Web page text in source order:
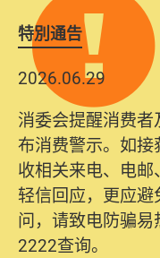
特別通告
2026.06.29
消委会提醒消费
布消费警示。如
收相关来电、电
轻信回应，更应
问，请致电防骗
2222查询。